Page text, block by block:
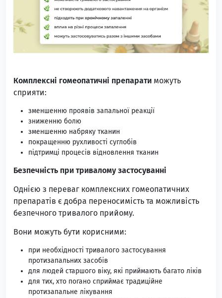
Комплексні гомеопатичні препарати можуть
сприяти:
зменшенню проявів запальної реакції
зниженню болю
зменшенню набряку тканин
покращенню рухливості суглобів
підтримці процесів відновлення тканин
Безпечність при тривалому застосуванні
Однією з переваг комплексних гомеопатичних
препаратів є добра переносимість та можливість
безпечного тривалого прийому.
Вони можуть бути корисними:
при необхідності тривалого застосування
протизапальних засобів
для людей старшого віку, які приймають багато ліків
для тих, хто погано сприймає традиційне
протизапальне лікування